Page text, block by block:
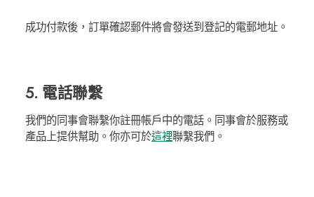
成功付款後，訂單確認郵件將會發送到登記的電郵地址。
5. 電話聯繫
我們的同事會聯繫你註冊帳戶中的電話。同事會於服務或
產品上提供幫助。你亦可於這裡聯繫我們。